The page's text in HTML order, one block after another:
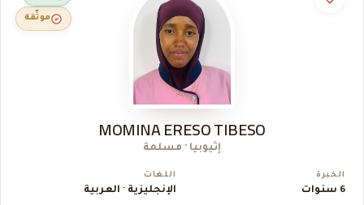
موثّقة
MOMINA ERESO TIBESO
إثيوبيا · مسلمة
الخبرة
6 سنوات
اللغات
الإنجليزية · العربية